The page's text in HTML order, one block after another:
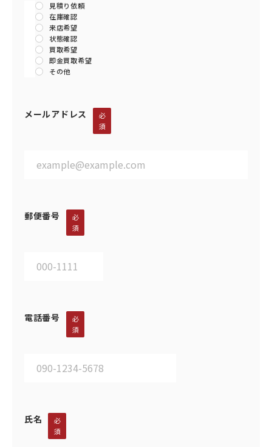
見積り依頼
在庫確認
来店希望
状態確認
買取希望
即金買取希望
その他
メールアドレス
必
須
郵便番号
必
須
電話番号
必
須
氏名
必
須